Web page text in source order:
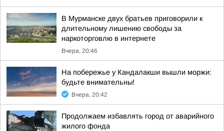
В Мурманске двух братьев приговорили к
длительному лишению свободы за
наркоторговлю в интернете
Вчера, 20:46
На побережье у Кандалакши вышли моржи:
будьте внимательны!
Вчера, 20:42
Продолжаем избавлять город от аварийного
жилого фонда